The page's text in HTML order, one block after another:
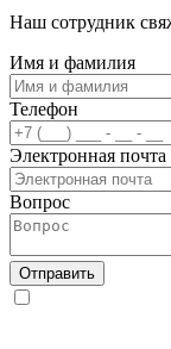
Наш сотрудник
Имя и фамилия
Телефон
Электронная почта
Вопрос
Отправить